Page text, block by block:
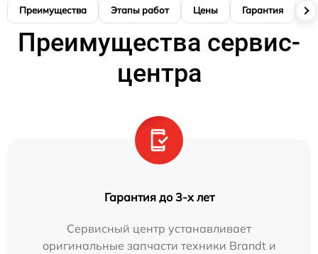
Преимущества Этапы работ Цены Гарантия
Преимущества сервис-
центра
Гарантия до 3-х лет
Сервисный центр устанавливает
оригинальные запчасти техники Brandt и